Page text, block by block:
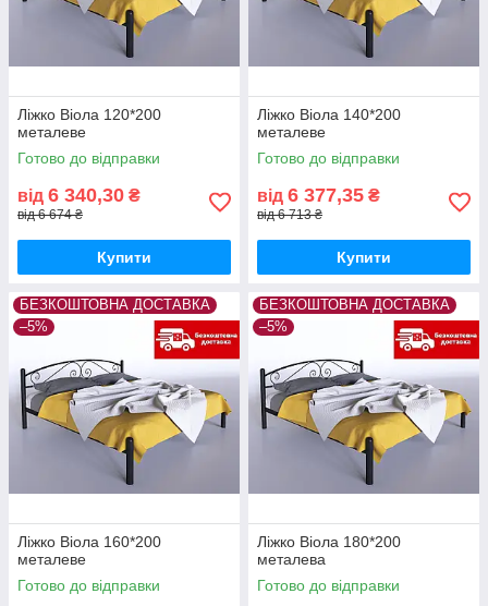
Ліжко Віола 120*200
металеве
Готово до відправки
від 6 340,30 ₴
від 6 674 ₴
Купити
Ліжко Віола 140*200
металеве
Готово до відправки
від 6 377,35 ₴
від 6 713 ₴
Купити
БЕЗКОШТОВНА ДОСТАВКА
–5%
Ліжко Віола 160*200
металеве
Готово до відправки
БЕЗКОШТОВНА ДОСТАВКА
–5%
Ліжко Віола 180*200
металева
Готово до відправки